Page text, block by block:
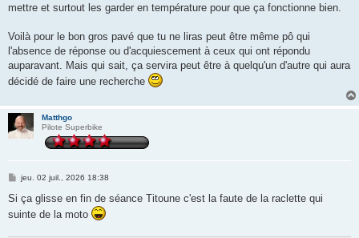
mettre et surtout les garder en température pour que ça fonctionne bien.
Voilà pour le bon gros pavé que tu ne liras peut être même pô qui
l'absence de réponse ou d'acquiescement à ceux qui ont répondu
auparavant. Mais qui sait, ça servira peut être à quelqu'un d'autre qui aura
décidé de faire une recherche
Matthgo
Pilote Superbike
M
a
jeu. 02 juil., 2026 18:38
Si ça glisse en fin de séance Titoune c'est la faute de la raclette qui
suinte de la moto